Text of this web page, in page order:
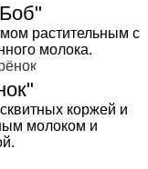
растительным с
молока.
коржей и
молоком и